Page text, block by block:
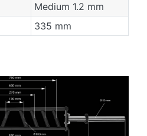
Medium 1.2 mm
335 mm